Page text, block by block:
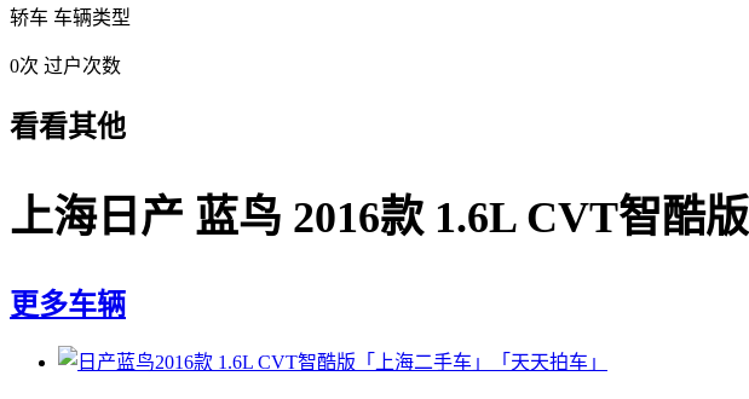
轿车 车辆类型
0次 过户次数
看看其他
上海日产 蓝鸟 2016款 1.6L CVT智酷版
更多车辆